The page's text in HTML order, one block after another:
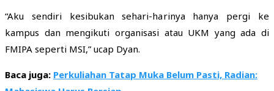
“Aku sendiri kesibukan sehari-harinya hanya pergi ke
kampus dan mengikuti organisasi atau UKM yang ada di
FMIPA seperti MSI,” ucap Dyan.
Baca juga: Perkuliahan Tatap Muka Belum Pasti, Radian: